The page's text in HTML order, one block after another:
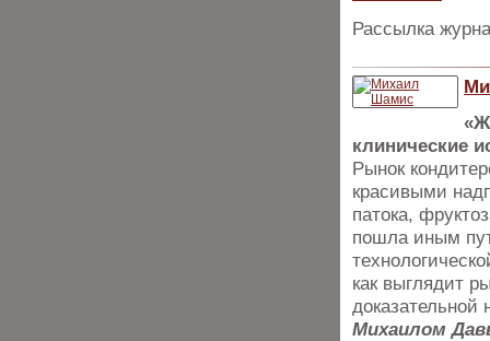
Рассылка
клинические
Рынок
красивыми
патока,
пошла иным
как выглядит
Михаилом